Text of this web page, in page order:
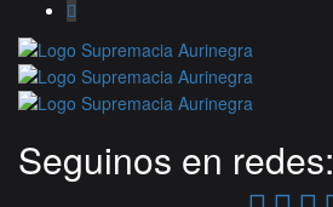
Seguinos en redes: